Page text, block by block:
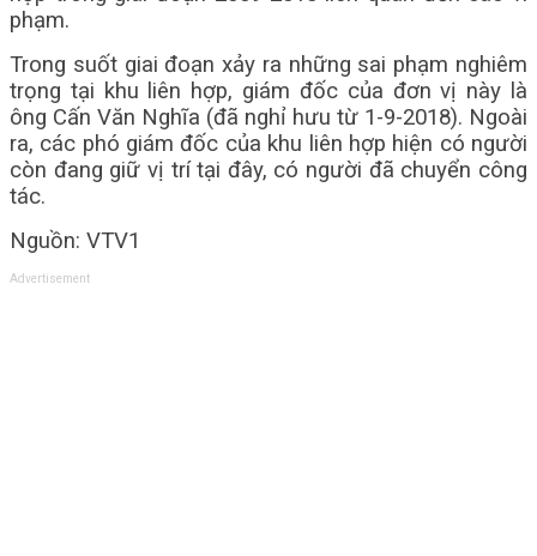
phạm.
Trong suốt giai đoạn xảy ra những sai phạm nghiêm
trọng tại khu liên hợp, giám đốc của đơn vị này là
ông Cấn Văn Nghĩa (đã nghỉ hưu từ 1-9-2018). Ngoài
ra, các phó giám đốc của khu liên hợp hiện có người
còn đang giữ vị trí tại đây, có người đã chuyển công
tác.
Nguồn: VTV1
Advertisement